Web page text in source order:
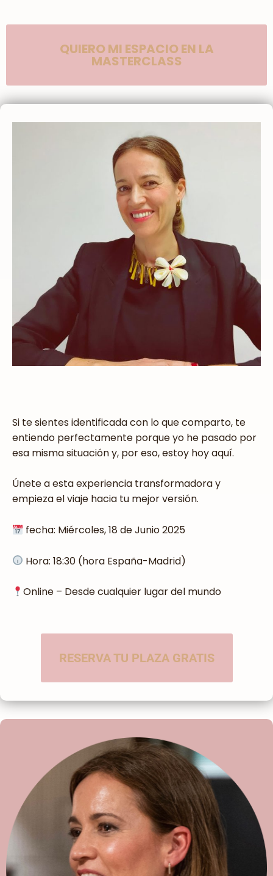
QUIERO MI ESPACIO EN LA
MASTERCLASS
Si te sientes identificada con lo que comparto, te
entiendo perfectamente porque yo he pasado por
esa misma situación y, por eso, estoy hoy aquí.
Únete a esta experiencia transformadora y
empieza el viaje hacia tu mejor versión.
fecha: Miércoles, 18 de Junio 2025
Hora: 18:30 (hora España-Madrid)
Online – Desde cualquier lugar del mundo
RESERVA TU PLAZA GRATIS